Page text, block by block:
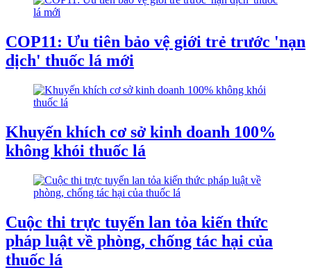
COP11: Ưu tiên bảo vệ giới trẻ trước 'nạn
dịch' thuốc lá mới
Khuyến khích cơ sở kinh doanh 100%
không khói thuốc lá
Cuộc thi trực tuyến lan tỏa kiến thức
pháp luật về phòng, chống tác hại của
thuốc lá